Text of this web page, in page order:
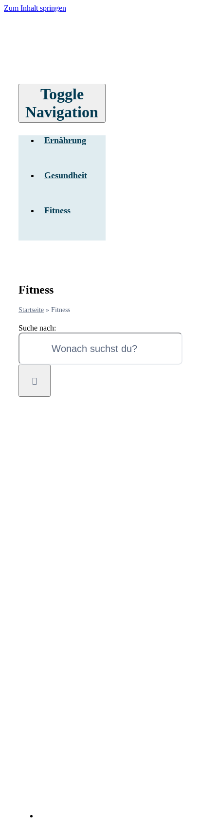
Zum Inhalt springen
Toggle
Navigation
Ernährung
Gesundheit
Fitness
Fitness
Startseite» Fitness
Suche nach: